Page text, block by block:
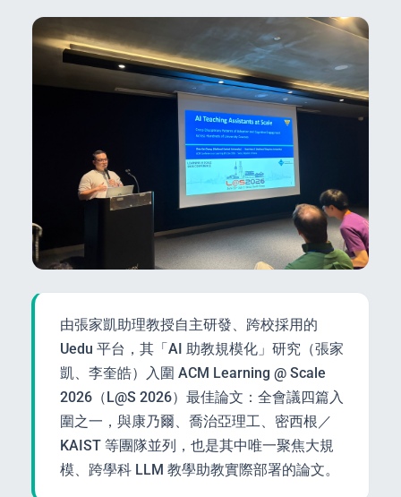
由張家凱助理教授自主研發、跨校採用的
Uedu 平台，其「AI 助教規模化」研究（張家
凱、李奎皓）入圍 ACM Learning @ Scale
2026（L@S 2026）最佳論文：全會議四篇入
圍之一，與康乃爾、喬治亞理工、密西根／
KAIST 等團隊並列，也是其中唯一聚焦大規
模、跨學科 LLM 教學助教實際部署的論文。